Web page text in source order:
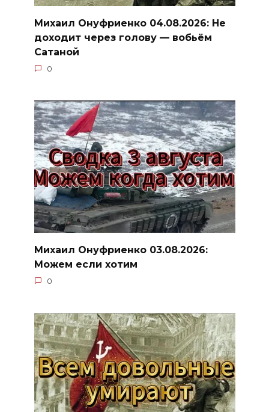
Михаил Онуфриенко 04.08.2026: Не
доходит через голову — вобьём
Сатаной
0
Михаил Онуфриенко 03.08.2026:
Можем если хотим
0